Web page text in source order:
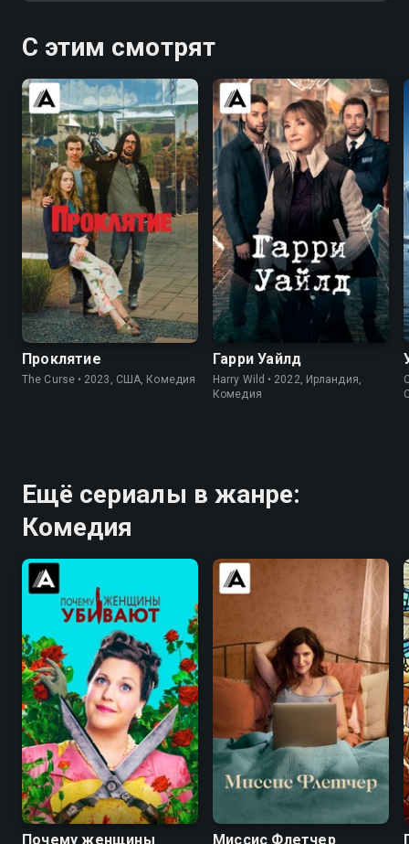
С этим смотрят
6.5 7.1
Проклятие
The Curse • 2023, США, Комедия
7.6 7.2
Гарри Уайлд
Harry Wild • 2022, Ирландия,
Комедия
Ещё сериалы в жанре:
Комедия
8.3 8.3
Почему женщины
6.5 7.1
Миссис Флетчер